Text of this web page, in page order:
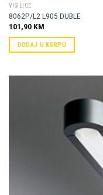
VISILICE
8062P/L2 L905 DUBLE
101,90 KM
DODAJ U KORPU